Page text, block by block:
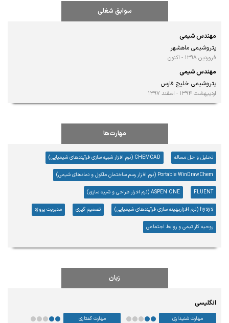
سوابق شغلی
مهندس شیمی
پتروشیمی ماهشهر
فروردین ۱۳۹۸ - اکنون
مهندس شیمی
پتروشیمی خلیج فارس
اردیبهشت ۱۳۹۴ - اسفند ۱۳۹۷
مهارت‌ها
تحلیل و حل مساله CHEMCAD (نرم افزار شبیه سازی فرآیندهای شیمیایی)
Portable WinDrawChem (نرم افزار رسم ساختمان ملکول و نمادهای شیمی)
FLUENT ASPEN ONE (نرم افزار طراحی و شبیه سازی)
hysys (نرم افزاربهینه سازی فرآیندهای شیمیایی) تصمیم گیری مدیریت پروژه
روحیه کار تیمی و روابط اجتماعی
زبان
انگلیسی
مهارت گفتاری مهارت شنیداری